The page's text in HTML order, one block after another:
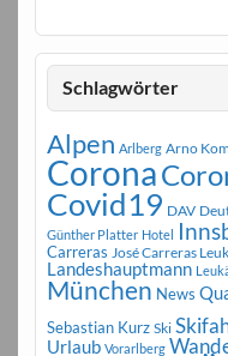
Schlagwörter
Alpen Arlberg Arno
Corona
Covid19 DAV
Günther Platter Hotel
Carreras José Carreras
Landeshauptmann
München News
Sebastian Kurz Ski
Urlaub Vorarlberg